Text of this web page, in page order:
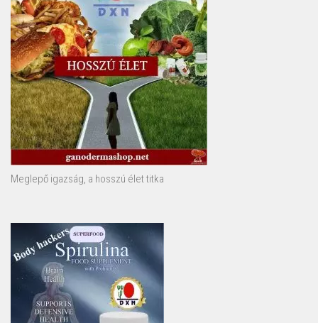
Meglepő igazság, a hosszú élet titka